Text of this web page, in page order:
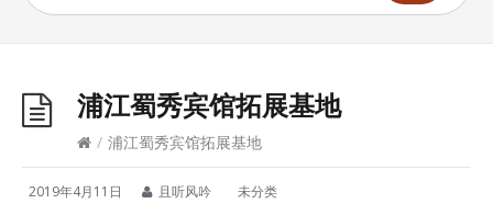
浦江蜀秀宾馆拓展基地
/ 浦江蜀秀宾馆拓展基地
2019年4月11日 且听风吟 未分类